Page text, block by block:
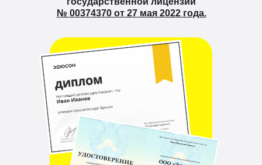
№ 00374370 от 27 мая 2022 года.